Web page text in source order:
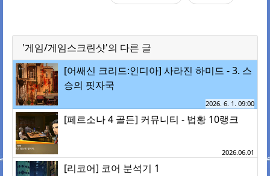
'게임/게임스크린샷'의 다른 글
[어쌔신 크리드:인디아] 사라진 하미드 - 3. 스
승의 핏자국
2026. 6. 1. 09:00
[페르소나 4 골든] 커뮤니티 - 법황 10랭크
2026.06.01
[리코어] 코어 분석기 1